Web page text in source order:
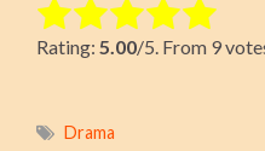
Rate this item:
Submit Rating
Rating: 5.00/5. From 9
Drama